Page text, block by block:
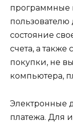
программные
состояние
счета, а
покупки, не
компьютера,
Электронные
платежа. Для